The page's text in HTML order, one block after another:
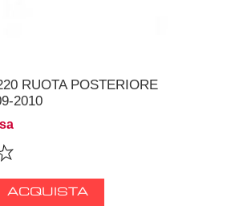
RUOTA POSTERIORE
2010